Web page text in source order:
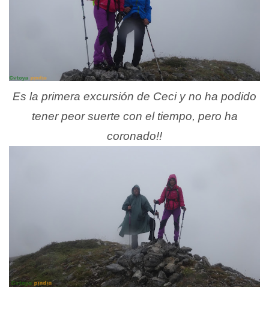
Es la primera excursión de Ceci y no ha podido
tener peor suerte con el tiempo, pero ha
coronado!!